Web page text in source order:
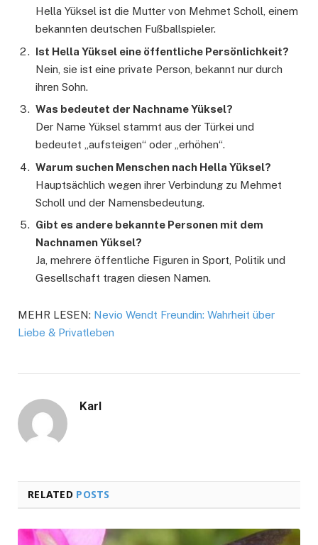
Hella Yüksel ist die Mutter von Mehmet Scholl, einem
bekannten deutschen Fußballspieler.
Ist Hella Yüksel eine öffentliche Persönlichkeit?
Nein, sie ist eine private Person, bekannt nur durch
ihren Sohn.
Was bedeutet der Nachname Yüksel?
Der Name Yüksel stammt aus der Türkei und
bedeutet „aufsteigen“ oder „erhöhen“.
Warum suchen Menschen nach Hella Yüksel?
Hauptsächlich wegen ihrer Verbindung zu Mehmet
Scholl und der Namensbedeutung.
Gibt es andere bekannte Personen mit dem
Nachnamen Yüksel?
Ja, mehrere öffentliche Figuren in Sport, Politik und
Gesellschaft tragen diesen Namen.
MEHR LESEN: Nevio Wendt Freundin: Wahrheit über
Liebe & Privatleben
Karl
RELATED POSTS